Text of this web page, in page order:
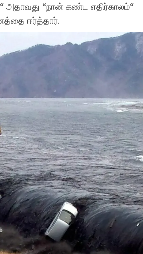
அதாவது “நான் கண்ட எதிர்காலம்“
ஈர்த்தார்.